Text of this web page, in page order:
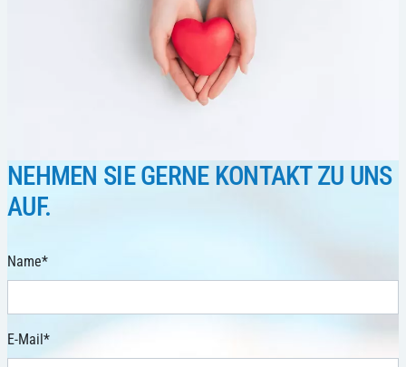
NEHMEN SIE GERNE KONTAKT ZU UNS
AUF.
Name*
E-Mail*